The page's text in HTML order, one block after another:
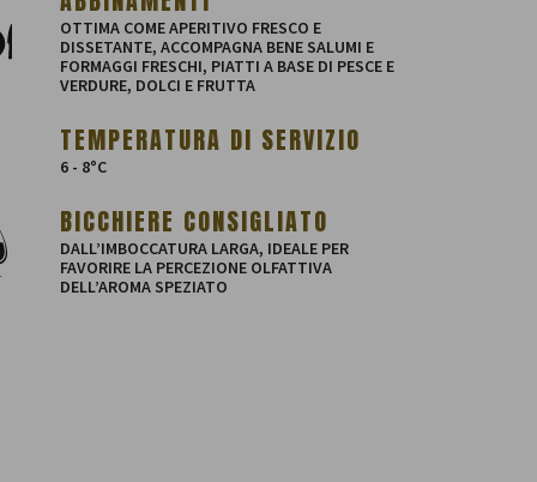
OTTIMA COME APERITIVO FRESCO E
DISSETANTE, ACCOMPAGNA BENE SALUMI E
FORMAGGI FRESCHI, PIATTI A BASE DI PESCE E
VERDURE, DOLCI E FRUTTA
TEMPERATURA DI SERVIZIO
6 - 8°C
BICCHIERE CONSIGLIATO
DALL’IMBOCCATURA LARGA, IDEALE PER
FAVORIRE LA PERCEZIONE OLFATTIVA
DELL’AROMA SPEZIATO